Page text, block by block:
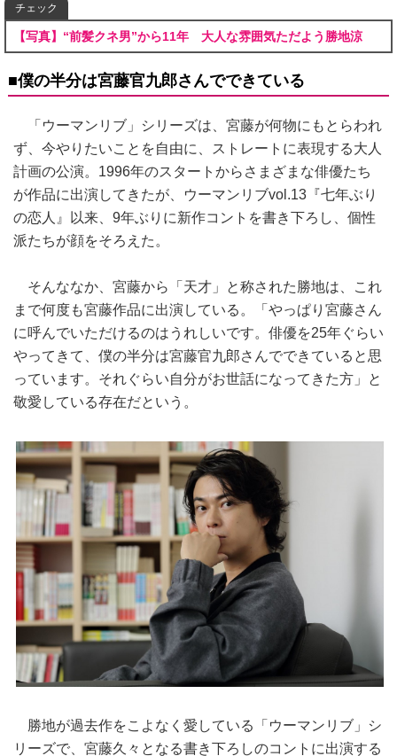
チェック
【写真】“前髪クネ男”から11年 大人な雰囲気ただよう勝地涼
■僕の半分は宮藤官九郎さんでできている
「ウーマンリブ」シリーズは、宮藤が何物にもとらわれ
ず、今やりたいことを自由に、ストレートに表現する大人
計画の公演。1996年のスタートからさまざまな俳優たち
が作品に出演してきたが、ウーマンリブvol.13『七年ぶり
の恋人』以来、9年ぶりに新作コントを書き下ろし、個性
派たちが顔をそろえた。
そんななか、宮藤から「天才」と称された勝地は、これ
まで何度も宮藤作品に出演している。「やっぱり宮藤さん
に呼んでいただけるのはうれしいです。俳優を25年ぐらい
やってきて、僕の半分は宮藤官九郎さんでできていると思
っています。それぐらい自分がお世話になってきた方」と
敬愛している存在だという。
勝地が過去作をこよなく愛している「ウーマンリブ」シ
リーズで、宮藤久々となる書き下ろしのコントに出演する